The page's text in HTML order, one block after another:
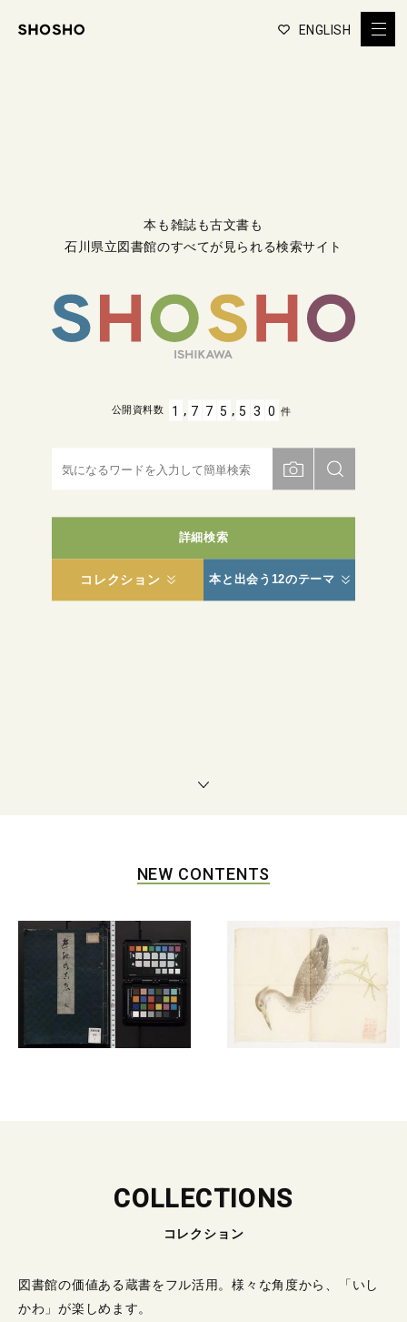
ENGLISH
本も雑誌も古文書も
石川県立図書館のすべてが見られる検索サイト
詳細検索
コレクション 本と出会う12のテーマ
公開資料数 1 , 7 7 5 , 5 3 0 件
NEW CONTENTS
COLLECTIONS
コレクション
図書館の価値ある蔵書をフル活用。様々な角度から、「いし
かわ」が楽しめます。